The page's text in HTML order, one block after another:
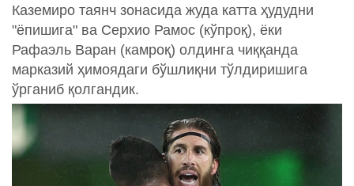
Каземиро таянч зонасида жуда катта ҳудудни
"ёпишига" ва Серхио Рамос (кўпроқ), ёки
Рафаэль Варан (камроқ) олдинга чиққанда
марказий ҳимоядаги бўшлиқни тўлдиришига
ўрганиб қолгандик.